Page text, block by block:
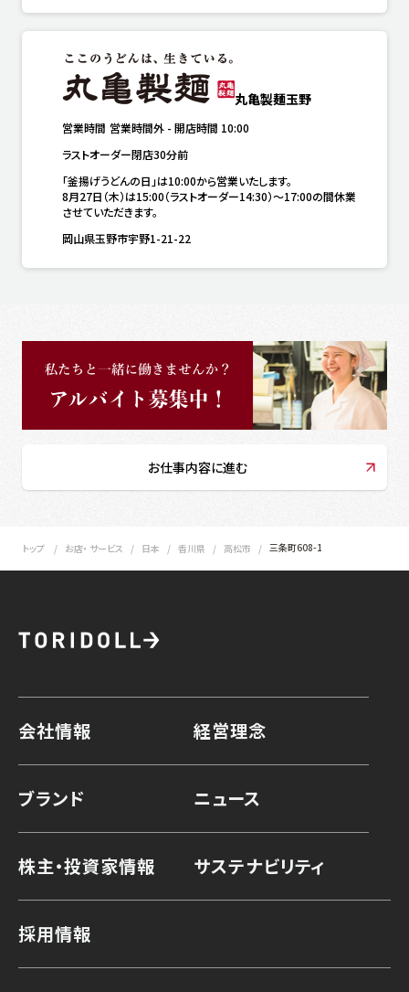
丸亀製麺玉野
営業時間 営業時間外 - 開店時間 10:00
ラストオーダー閉店30分前
「釜揚げうどんの日」は10:00から営業いたします。
8月27日（木）は15:00（ラストオーダー14:30）～17:00の間休業
させていただきます。
岡山県玉野市宇野1-21-22
お仕事内容に進む
トップ お店・ サービス 日本 香川県 高松市 三条町608-1
会社情報 経営理念
ブランド ニュース
株主・投資家情報 サステナビリティ
採用情報